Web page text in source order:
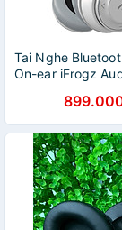
Tai Nghe
On-ear iFrogz